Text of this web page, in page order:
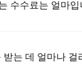
거래, 맞춤형 견적
수수료는 얼마입
는 데 얼마나 걸